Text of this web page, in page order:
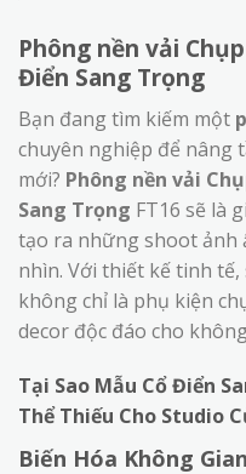
Phông nền vải
Điển Sang Trọng
Bạn đang tìm kiếm một
chuyên nghiệp để nâng
mới? Phông nền vải
Sang Trọng FT16 sẽ là
tạo ra những shoot ảnh
nhìn. Với thiết kế tinh
không chỉ là phụ kiện
decor độc đáo cho
Tại Sao Mẫu Cổ Điển
Thể Thiếu Cho Studio
Biến Hóa Không